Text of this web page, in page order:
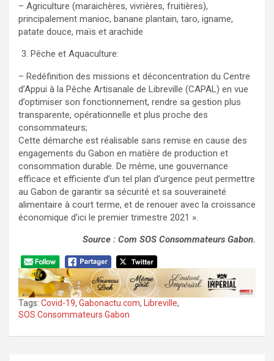
– Agriculture (maraichères, vivrières, fruitières),
principalement manioc, banane plantain, taro, igname,
patate douce, maïs et arachide
Pêche et Aquaculture:
– Redéfinition des missions et déconcentration du Centre
d’Appui à la Pêche Artisanale de Libreville (CAPAL) en vue
d’optimiser son fonctionnement, rendre sa gestion plus
transparente, opérationnelle et plus proche des
consommateurs;
Cette démarche est réalisable sans remise en cause des
engagements du Gabon en matière de production et
consommation durable. De même, une gouvernance
efficace et efficiente d’un tel plan d’urgence peut permettre
au Gabon de garantir sa sécurité et sa souveraineté
alimentaire à court terme, et de renouer avec la croissance
économique d’ici le premier trimestre 2021 ».
Source : Com SOS Consommateurs Gabon.
Tags: Covid-19, Gabonactu.com, Libreville,
SOS Consommateurs Gabon